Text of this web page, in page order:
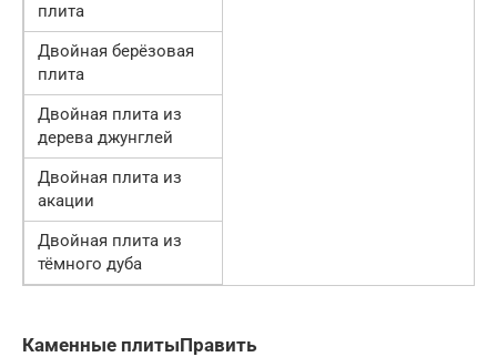
плита
Двойная берёзовая
плита
Двойная плита из
дерева джунглей
Двойная плита из
акации
Двойная плита из
тёмного дуба
Каменные плитыПравить